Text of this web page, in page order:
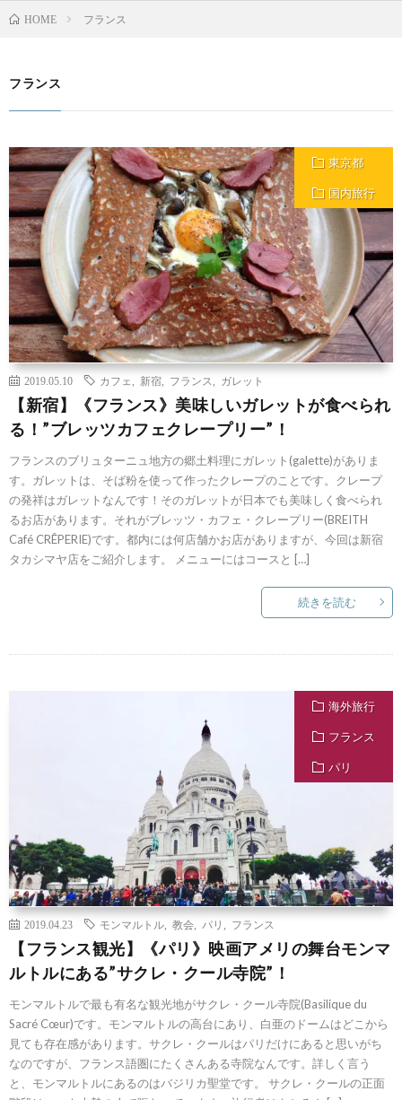
HOME フランス
フランス
東京都
国内旅行
2019.05.10 カフェ 新宿 フランス ガレット
【新宿】《フランス》美味しいガレットが食べられ
る！”ブレッツカフェクレープリー”！
フランスのブリュターニュ地方の郷土料理にガレット(galette)がありま
す。ガレットは、そば粉を使って作ったクレープのことです。クレープ
の発祥はガレットなんです！そのガレットが日本でも美味しく食べられ
るお店があります。それがブレッツ・カフェ・クレープリー(BREITH
Café CRÊPERIE)です。都内には何店舗かお店がありますが、今回は新宿
タカシマヤ店をご紹介します。 メニューにはコースと […]
続きを読む
海外旅行
フランス
パリ
2019.04.23 モンマルトル 教会 パリ フランス
【フランス観光】《パリ》映画アメリの舞台モンマ
ルトルにある”サクレ・クール寺院”！
モンマルトルで最も有名な観光地がサクレ・クール寺院(Basilique du
Sacré Cœur)です。モンマルトルの高台にあり、白亜のドームはどこから
見ても存在感があります。サクレ・クールはパリだけにあると思いがち
なのですが、フランス語圏にたくさんある寺院なんです。詳しく言う
と、モンマルトルにあるのはバジリカ聖堂です。 サクレ・クールの正面